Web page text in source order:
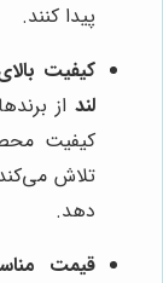
پیدا کنند.
کیفیت
لند از
کیفیت
تلاش
دهد.
قیمت